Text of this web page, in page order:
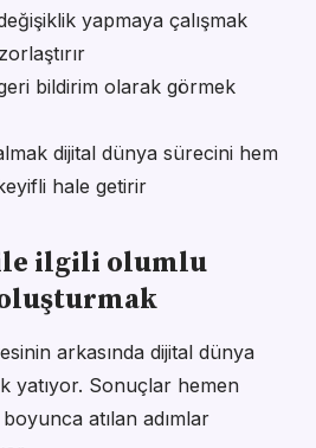
yapmaya çalışmak
geri bildirim olarak görmek
dijital dünya sürecini hem
hale getirir
ilgili olumlu
arkasında dijital dünya
yatıyor. Sonuçlar hemen
atılan adımlar